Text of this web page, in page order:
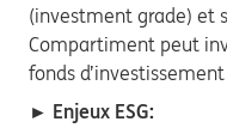
(investment grade) et
Compartiment peut
fonds d’investissement
► Enjeux ESG: